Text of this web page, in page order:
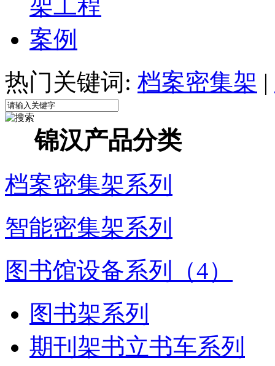
热门关键词: 档案密集架 |
锦汉产品分类
档案密集架系列
智能密集架系列
图书馆设备系列（4）
图书架系列
期刊架书立书车系列